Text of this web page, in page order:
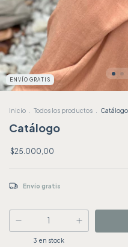
ENVÍO GRATIS
Inicio Todos los productos Catálogo
Catálogo
$25.000,00
Envío gratis
3 en stock